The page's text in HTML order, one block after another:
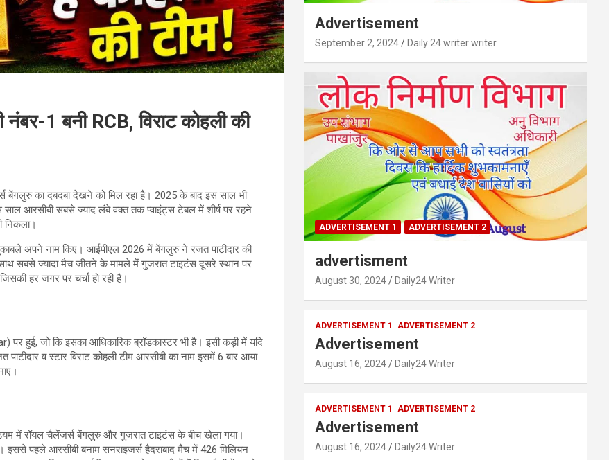
1 बनी RCB, विराट कोहली की
बेंगलुरु का दबदबा देखने को मिल रहा है। 2025 के बाद इस साल भी
आरसीबी सबसे ज्याद लंबे वक्त तक प्वाइंट्स टेबल में शीर्ष पर रहने
निकला।
अपने नाम किए। आईपीएल 2026 में बेंगलुरु ने रजत पाटीदार की
सबसे ज्यादा मैच जीतने के मामले में गुजरात टाइटंस दूसरे स्थान पर
हर जगर पर चर्चा हो रही है।
पर हुई, जो कि इसका आधिकारिक ब्रॉडकास्टर भी है। इसी कड़ी में यदि
व स्टार विराट कोहली टीम आरसीबी का नाम इसमें 6 बार आया
में रॉयल चैलेंजर्स बेंगलुरु और गुजरात टाइटंस के बीच खेला गया।
पहले आरसीबी बनाम सनराइजर्स हैदराबाद मैच में 426 मिलियन
Advertisement
September 2, 2024 Daily 24 writer writer
ADVERTISEMENT 1 ADVERTISEMENT 2
advertisment
August 30, 2024 Daily24 Writer
ADVERTISEMENT 1 ADVERTISEMENT 2
Advertisement
August 16, 2024 Daily24 Writer
ADVERTISEMENT 1 ADVERTISEMENT 2
Advertisement
August 16, 2024 Daily24 Writer